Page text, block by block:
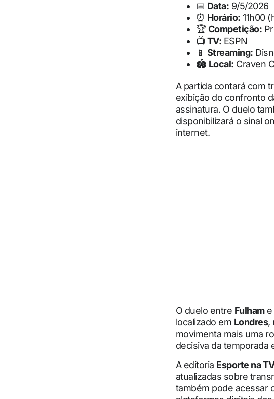
📅 Data: 9/5/2026
⏰ Horário: 11h00
🏆 Competição:
📺 TV: ESPN
📱 Streaming:
🏟 Local: Craven
A partida contará com
exibição do confronto
assinatura. O duelo
disponibilizará o sinal
internet.
O duelo entre Fulhame
localizado em Londres,
movimenta mais uma
decisiva da temporada
A editoria Esporte na
atualizadas sobre
também pode acessar